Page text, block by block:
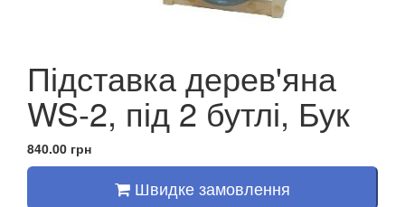
Підставка дерев'яна
WS-2, під 2 бутлі, Бук
840.00 грн
Швидке замовлення